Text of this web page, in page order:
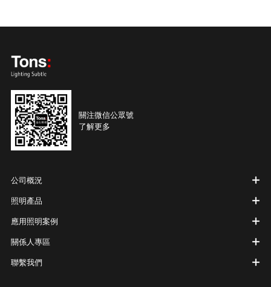
關注微信公眾號
了解更多
公司概況
照明產品
應用照明案例
關係人專區
聯繫我們